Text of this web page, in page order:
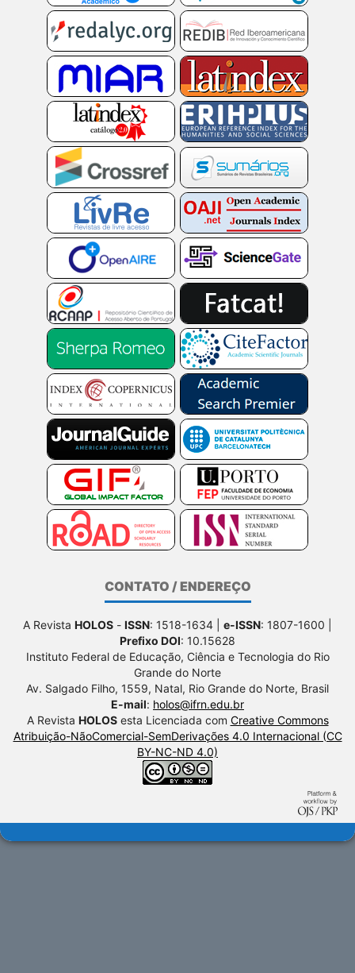
CONTATO / ENDEREÇO
A Revista HOLOS - ISSN: 1518-1634 | e-ISSN: 1807-1600 |
Prefixo DOI: 10.15628
Instituto Federal de Educação, Ciência e Tecnologia do Rio
Grande do Norte
Av. Salgado Filho, 1559, Natal, Rio Grande do Norte, Brasil
E-mail: holos@ifrn.edu.br
A Revista HOLOSesta Licenciada com Creative Commons
Atribuição-NãoComercial-SemDerivações 4.0 Internacional (CC
BY-NC-ND 4.0)